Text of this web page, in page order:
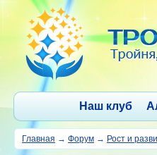
Наш клуб
Главная → Форум → Рост и